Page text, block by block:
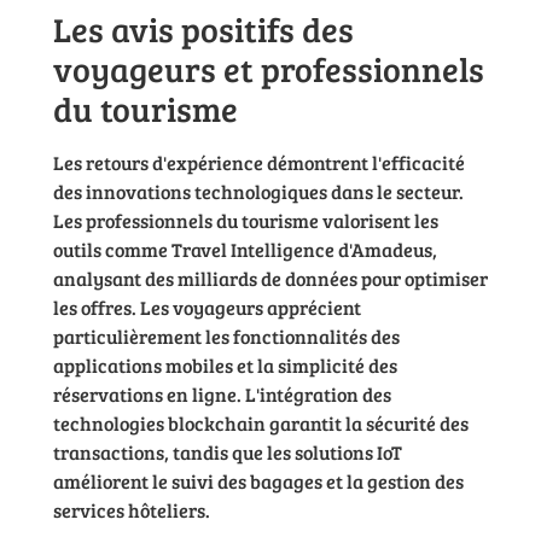
Les avis positifs des
voyageurs et professionnels
du tourisme
Les retours d'expérience démontrent l'efficacité
des innovations technologiques dans le secteur.
Les professionnels du tourisme valorisent les
outils comme Travel Intelligence d'Amadeus,
analysant des milliards de données pour optimiser
les offres. Les voyageurs apprécient
particulièrement les fonctionnalités des
applications mobiles et la simplicité des
réservations en ligne. L'intégration des
technologies blockchain garantit la sécurité des
transactions, tandis que les solutions IoT
améliorent le suivi des bagages et la gestion des
services hôteliers.